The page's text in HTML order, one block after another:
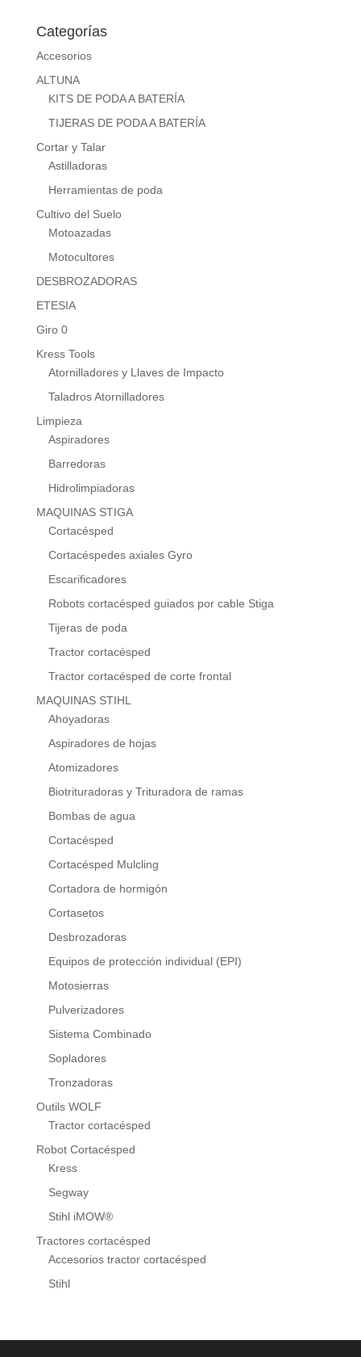
Categorías
Accesorios
ALTUNA
KITS DE PODA A BATERÍA
TIJERAS DE PODA A BATERÍA
Cortar y Talar
Astilladoras
Herramientas de poda
Cultivo del Suelo
Motoazadas
Motocultores
DESBROZADORAS
ETESIA
Giro 0
Kress Tools
Atornilladores y Llaves de Impacto
Taladros Atornilladores
Limpieza
Aspiradores
Barredoras
Hidrolimpiadoras
MAQUINAS STIGA
Cortacésped
Cortacéspedes axiales Gyro
Escarificadores
Robots cortacésped guiados por cable Stiga
Tijeras de poda
Tractor cortacésped
Tractor cortacésped de corte frontal
MAQUINAS STIHL
Ahoyadoras
Aspiradores de hojas
Atomizadores
Biotrituradoras y Trituradora de ramas
Bombas de agua
Cortacésped
Cortacésped Mulcling
Cortadora de hormigón
Cortasetos
Desbrozadoras
Equipos de protección individual (EPI)
Motosierras
Pulverizadores
Sistema Combinado
Sopladores
Tronzadoras
Outils WOLF
Tractor cortacésped
Robot Cortacésped
Kress
Segway
Stihl iMOW®
Tractores cortacésped
Accesorios tractor cortacésped
Stihl